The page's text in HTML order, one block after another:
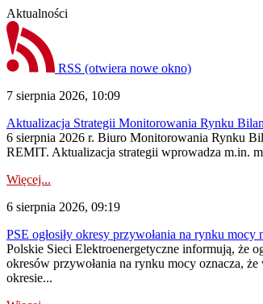
Aktualności
RSS (otwiera nowe okno)
7 sierpnia 2026, 10:09
Aktualizacja Strategii Monitorowania Rynku
6 sierpnia 2026 r. Biuro Monitorowania Rynku
REMIT. Aktualizacja strategii wprowadza m.in.
Więcej...
6 sierpnia 2026, 09:19
PSE ogłosiły okresy przywołania na rynku mocy
Polskie Sieci Elektroenergetyczne informują, że
okresów przywołania na rynku mocy oznacza,
okresie...